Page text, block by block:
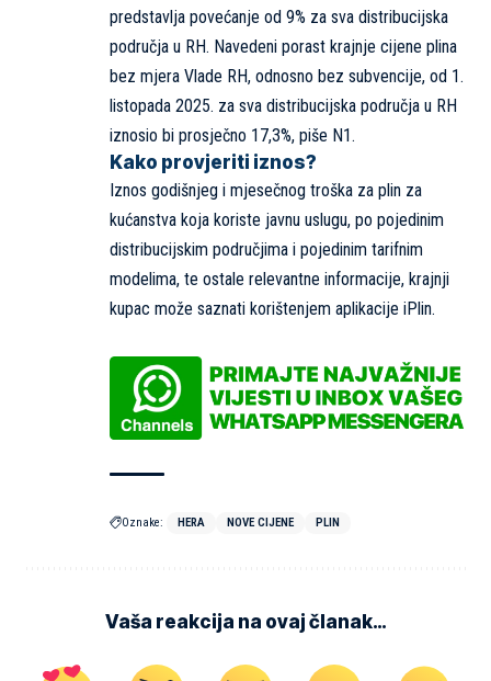
predstavlja povećanje od 9% za sva distribucijska
područja u RH. Navedeni porast krajnje cijene plina
bez mjera Vlade RH, odnosno bez subvencije, od 1.
listopada 2025. za sva distribucijska područja u RH
iznosio bi prosječno 17,3%, piše N1.
Kako provjeriti iznos?
Iznos godišnjeg i mjesečnog troška za plin za
kućanstva koja koriste javnu uslugu, po pojedinim
distribucijskim područjima i pojedinim tarifnim
modelima, te ostale relevantne informacije, krajnji
kupac može saznati korištenjem aplikacije iPlin.
Oznake: HERA NOVE CIJENE PLIN
Vaša reakcija na ovaj članak…